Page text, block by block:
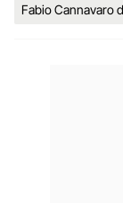
Fabio Cannavaro